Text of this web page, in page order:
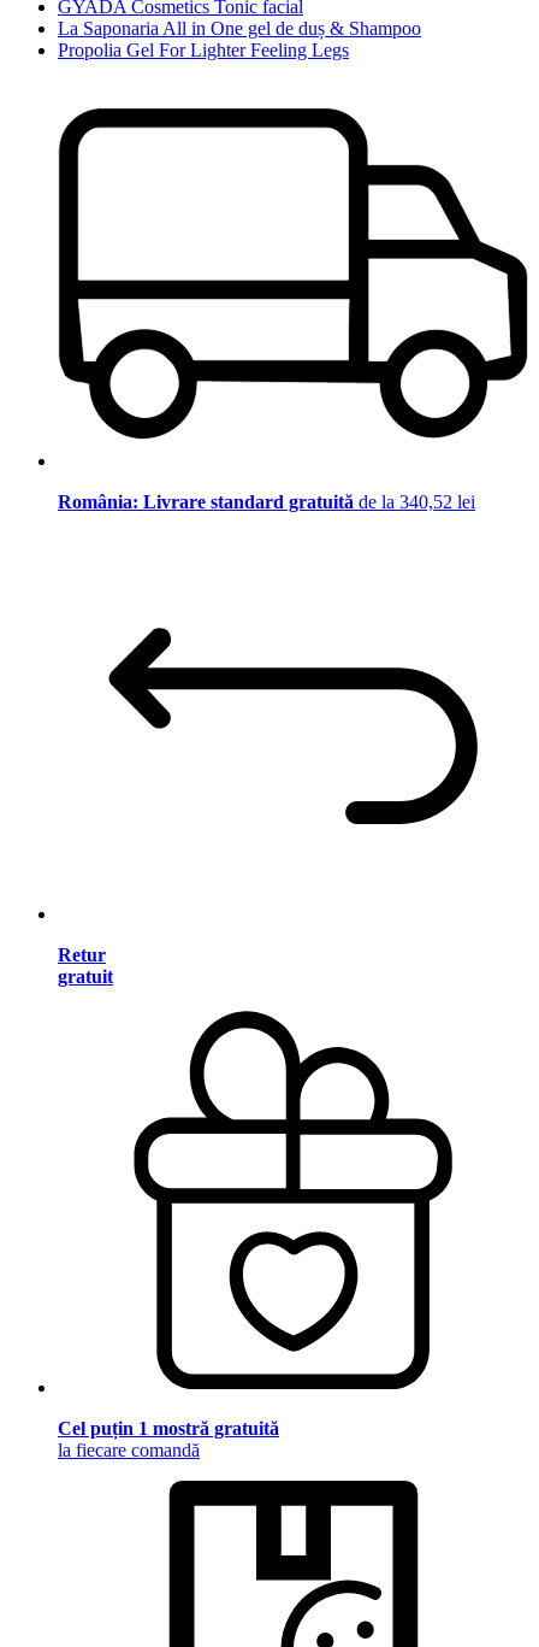
GYADA Cosmetics Tonic facial
La Saponaria All in One gel de duș & Shampoo
Propolia Gel For Lighter Feeling Legs
România: Livrare standard gratuită de la 340,52 lei
Retur
gratuit
Cel puțin 1 mostră gratuită
la fiecare comandă